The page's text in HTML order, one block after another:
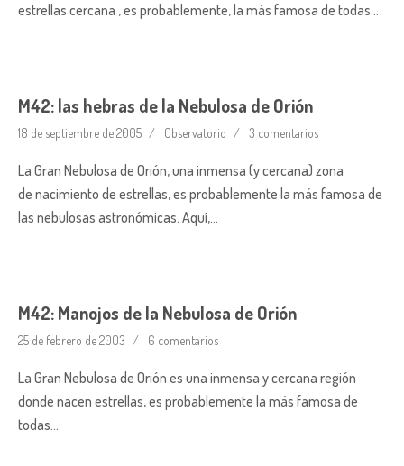
estrellas cercana , es probablemente, la más famosa de todas…
M42: las hebras de la Nebulosa de Orión
18 de septiembre de 2005 Observatorio 3 comentarios
La Gran Nebulosa de Orión, una inmensa (y cercana) zona
de nacimiento de estrellas, es probablemente la más famosa de
las nebulosas astronómicas. Aquí,…
M42: Manojos de la Nebulosa de Orión
25 de febrero de 2003 6 comentarios
La Gran Nebulosa de Orión es una inmensa y cercana región
donde nacen estrellas, es probablemente la más famosa de
todas…